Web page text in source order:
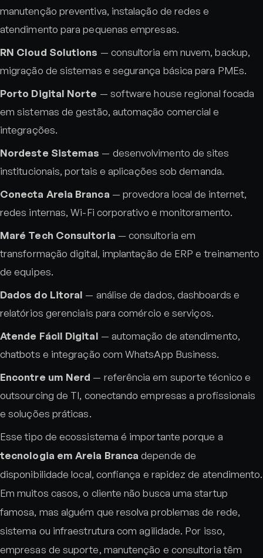
manutenção preventiva, instalação de redes e
atendimento para pequenas empresas.
RN Cloud Solutions — consultoria em nuvem, backup,
migração de sistemas e segurança básica para PMEs.
Porto Digital Norte — software house regional focada
em sistemas de gestão, automação comercial e
integrações.
Nordeste Sistemas — desenvolvimento de sites
institucionais, portais e aplicações sob demanda.
Conecta Areia Branca — provedora local de internet,
redes internas, Wi-Fi corporativo e monitoramento.
Maré Tech Consultoria — consultoria em
transformação digital, implantação de ERP e treinamento
de equipes.
Dados do Litoral — análise de dados, dashboards e
relatórios gerenciais para comércio e serviços.
Atende Fácil Digital — automação de atendimento,
chatbots e integração com WhatsApp Business.
Encontre um Nerd — referência em suporte técnico e
outsourcing de TI, conectando empresas a profissionais
e soluções práticas.
Esse tipo de ecossistema é importante porque a
tecnologia em Areia Branca depende de
disponibilidade local, confiança e rapidez de atendimento.
Em muitos casos, o cliente não busca uma startup
famosa, mas alguém que resolva problemas de rede,
sistema ou infraestrutura com agilidade. Por isso,
empresas de suporte, manutenção e consultoria têm